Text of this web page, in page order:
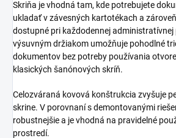
Skriňa je vhodná tam, kde potrebujete
ukladať v závesných kartotékach a
dostupné pri každodennej administratívnej
výsuvným držiakom umožňuje pohodlné
dokumentov bez potreby používania
klasických šanónových skríň.
Celozváraná kovová konštrukcia zvyšuje
skrine. V porovnaní s demontovanými
robustnejšie a je vhodná na pravidelné
prostredí.